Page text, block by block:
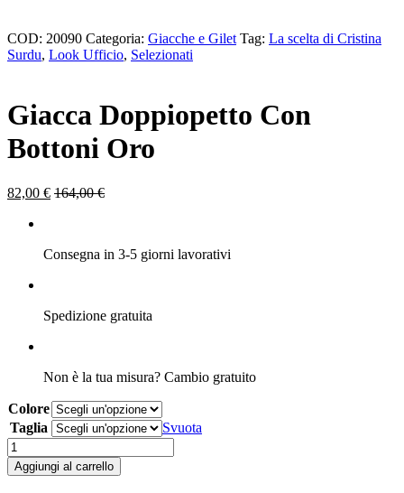
COD: 20090 Categoria: Giacche e Gilet Tag: La scelta di Cristina
Surdu, Look Ufficio, Selezionati
Giacca Doppiopetto Con
Bottoni Oro
82,00 € 164,00€
Consegna in 3-5 giorni lavorativi
Spedizione gratuita
Non è la tua misura? Cambio gratuito
Colore
Taglia
Svuota
Giacca
Doppiopetto
Con
Aggiungi al carrello